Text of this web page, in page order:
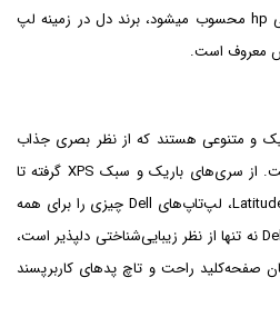
که رقیب اصلی hp محسوب میشود، برند دل در زمینه لپ
معروف است.
و متنوعی هستند که از نظر بصری جذاب
هستند و استفاده از آنها آسان است. از سری‌های باریک و سبک XPS گرفته تا
سری‌های مستحکم‌تر Inspiron و Latitude، لپ‌تاپ‌های Dell چیزی را برای همه
ارائه می‌کنند. طراحی لپ‌تاپ‌های Dell نه تنها از نظر زیبایی‌شناختی دلپذیر است،
صفحه‌کلید راحت و تاچ پدهای کاربرپسند